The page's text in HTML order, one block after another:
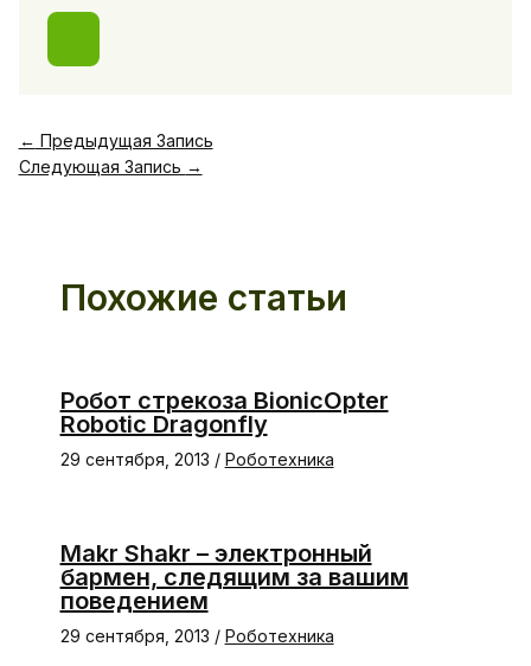
← Предыдущая Запись
Следующая Запись →
Похожие статьи
Робот стрекоза BionicOpter
Robotic Dragonfly
29 сентября, 2013 / Роботехника
Makr Shakr – электронный
бармен, следящим за вашим
поведением
29 сентября, 2013 / Роботехника